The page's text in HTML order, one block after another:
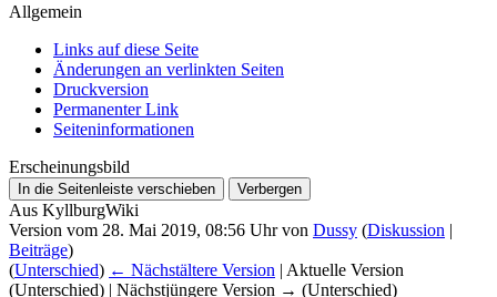
Allgemein
Links auf diese Seite
Änderungen an verlinkten Seiten
Druckversion
Permanenter Link
Seiten­­informationen
Erscheinungsbild
In die Seitenleiste verschieben Verbergen
Aus KyllburgWiki
Version vom 28. Mai 2019, 08:56 Uhr von Dussy (Diskussion |
Beiträge)
(Unterschied) ← Nächstältere Version | Aktuelle Version
(Unterschied) | Nächstjüngere Version → (Unterschied)